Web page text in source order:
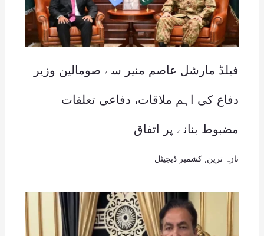
فیلڈ مارشل عاصم منیر سے صومالین وزیر
دفاع کی اہم ملاقات، دفاعی تعلقات
مضبوط بنانے پر اتفاق
تازہ ترین کشمیر ڈیجیٹل